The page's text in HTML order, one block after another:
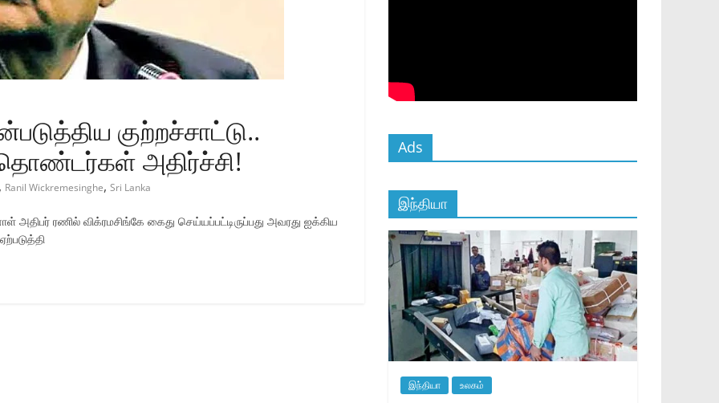
குற்றச்சாட்டு..
அதிர்ச்சி!
, Ranil Wickremesinghe, Sri Lanka
அதிபர் ரணில் விக்ரமசிங்கே கைது செய்யப்பட்டிருப்பது அவரது ஐக்கிய
Ads
இந்தியா
இந்தியா உலகம்